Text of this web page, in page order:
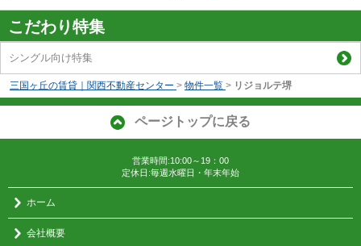
こだわり特集
シングル向け特集
三国ヶ丘の賃貸｜関西不動産センター > 物件一覧 > リジョルテ堺
ページトップに戻る
営業時間:10:00～19：00
定休日:毎週水曜日・年末年始
ホーム
会社概要